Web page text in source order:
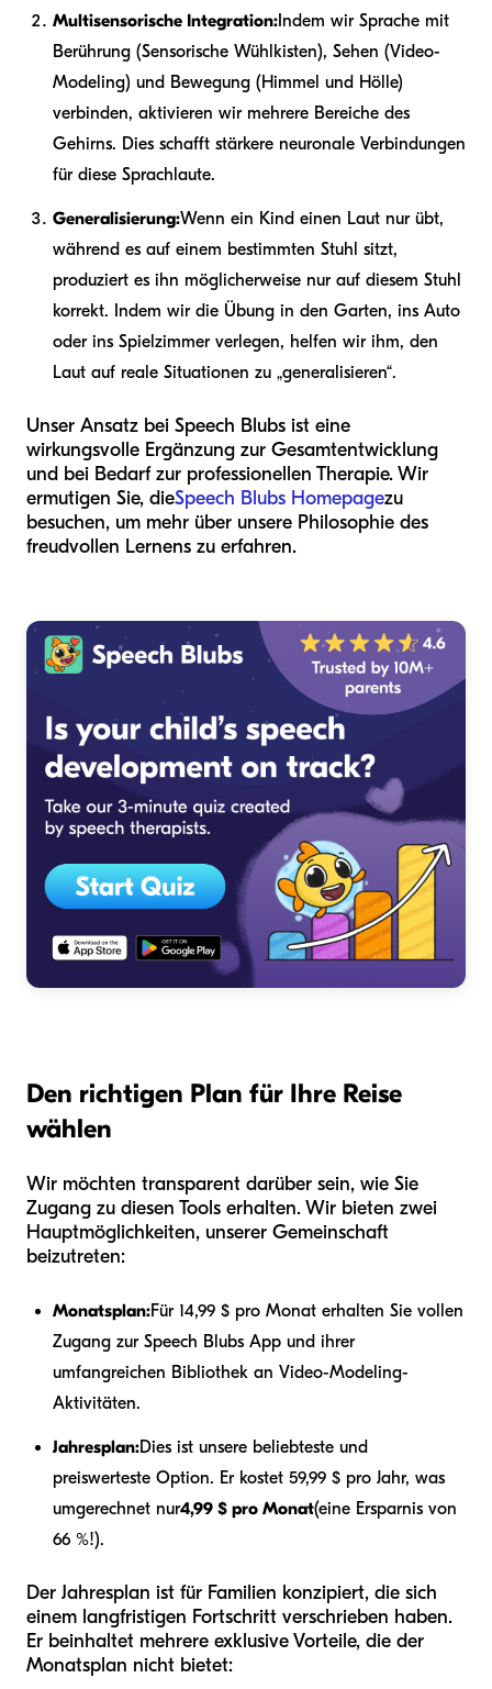
Multisensorische Integration: Indem wir Sprache mit
Berührung (Sensorische Wühlkisten), Sehen (Video-
Modeling) und Bewegung (Himmel und Hölle)
verbinden, aktivieren wir mehrere Bereiche des
Gehirns. Dies schafft stärkere neuronale Verbindungen
für diese Sprachlaute.
Generalisierung:Wenn ein Kind einen Laut nur übt,
während es auf einem bestimmten Stuhl sitzt,
produziert es ihn möglicherweise nur auf diesem Stuhl
korrekt. Indem wir die Übung in den Garten, ins Auto
oder ins Spielzimmer verlegen, helfen wir ihm, den
Laut auf reale Situationen zu „generalisieren“.
Unser Ansatz bei Speech Blubs ist eine
wirkungsvolle Ergänzung zur Gesamtentwicklung
und bei Bedarf zur professionellen Therapie. Wir
ermutigen Sie, dieSpeech Blubs Homepagezu
besuchen, um mehr über unsere Philosophie des
freudvollen Lernens zu erfahren.
Den richtigen Plan für Ihre Reise
wählen
Wir möchten transparent darüber sein, wie Sie
Zugang zu diesen Tools erhalten. Wir bieten zwei
Hauptmöglichkeiten, unserer Gemeinschaft
beizutreten:
Monatsplan:Für 14,99 $ pro Monat erhalten Sie vollen
Zugang zur Speech Blubs App und ihrer
umfangreichen Bibliothek an Video-Modeling-
Aktivitäten.
Jahresplan:Dies ist unsere beliebteste und
preiswerteste Option. Er kostet 59,99 $ pro Jahr, was
umgerechnet nur4,99 $ pro Monat(eine Ersparnis von
66 %!).
Der Jahresplan ist für Familien konzipiert, die sich
einem langfristigen Fortschritt verschrieben haben.
Er beinhaltet mehrere exklusive Vorteile, die der
Monatsplan nicht bietet: